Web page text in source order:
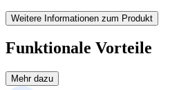
Weitere Informationen zum Produkt
Funktionale Vorteile
Mehr dazu